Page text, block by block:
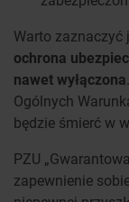
Warto zaznaczyć
ochrona
nawet wyłączona
Ogólnych
będzie śmierć w
PZU
zapewnienie